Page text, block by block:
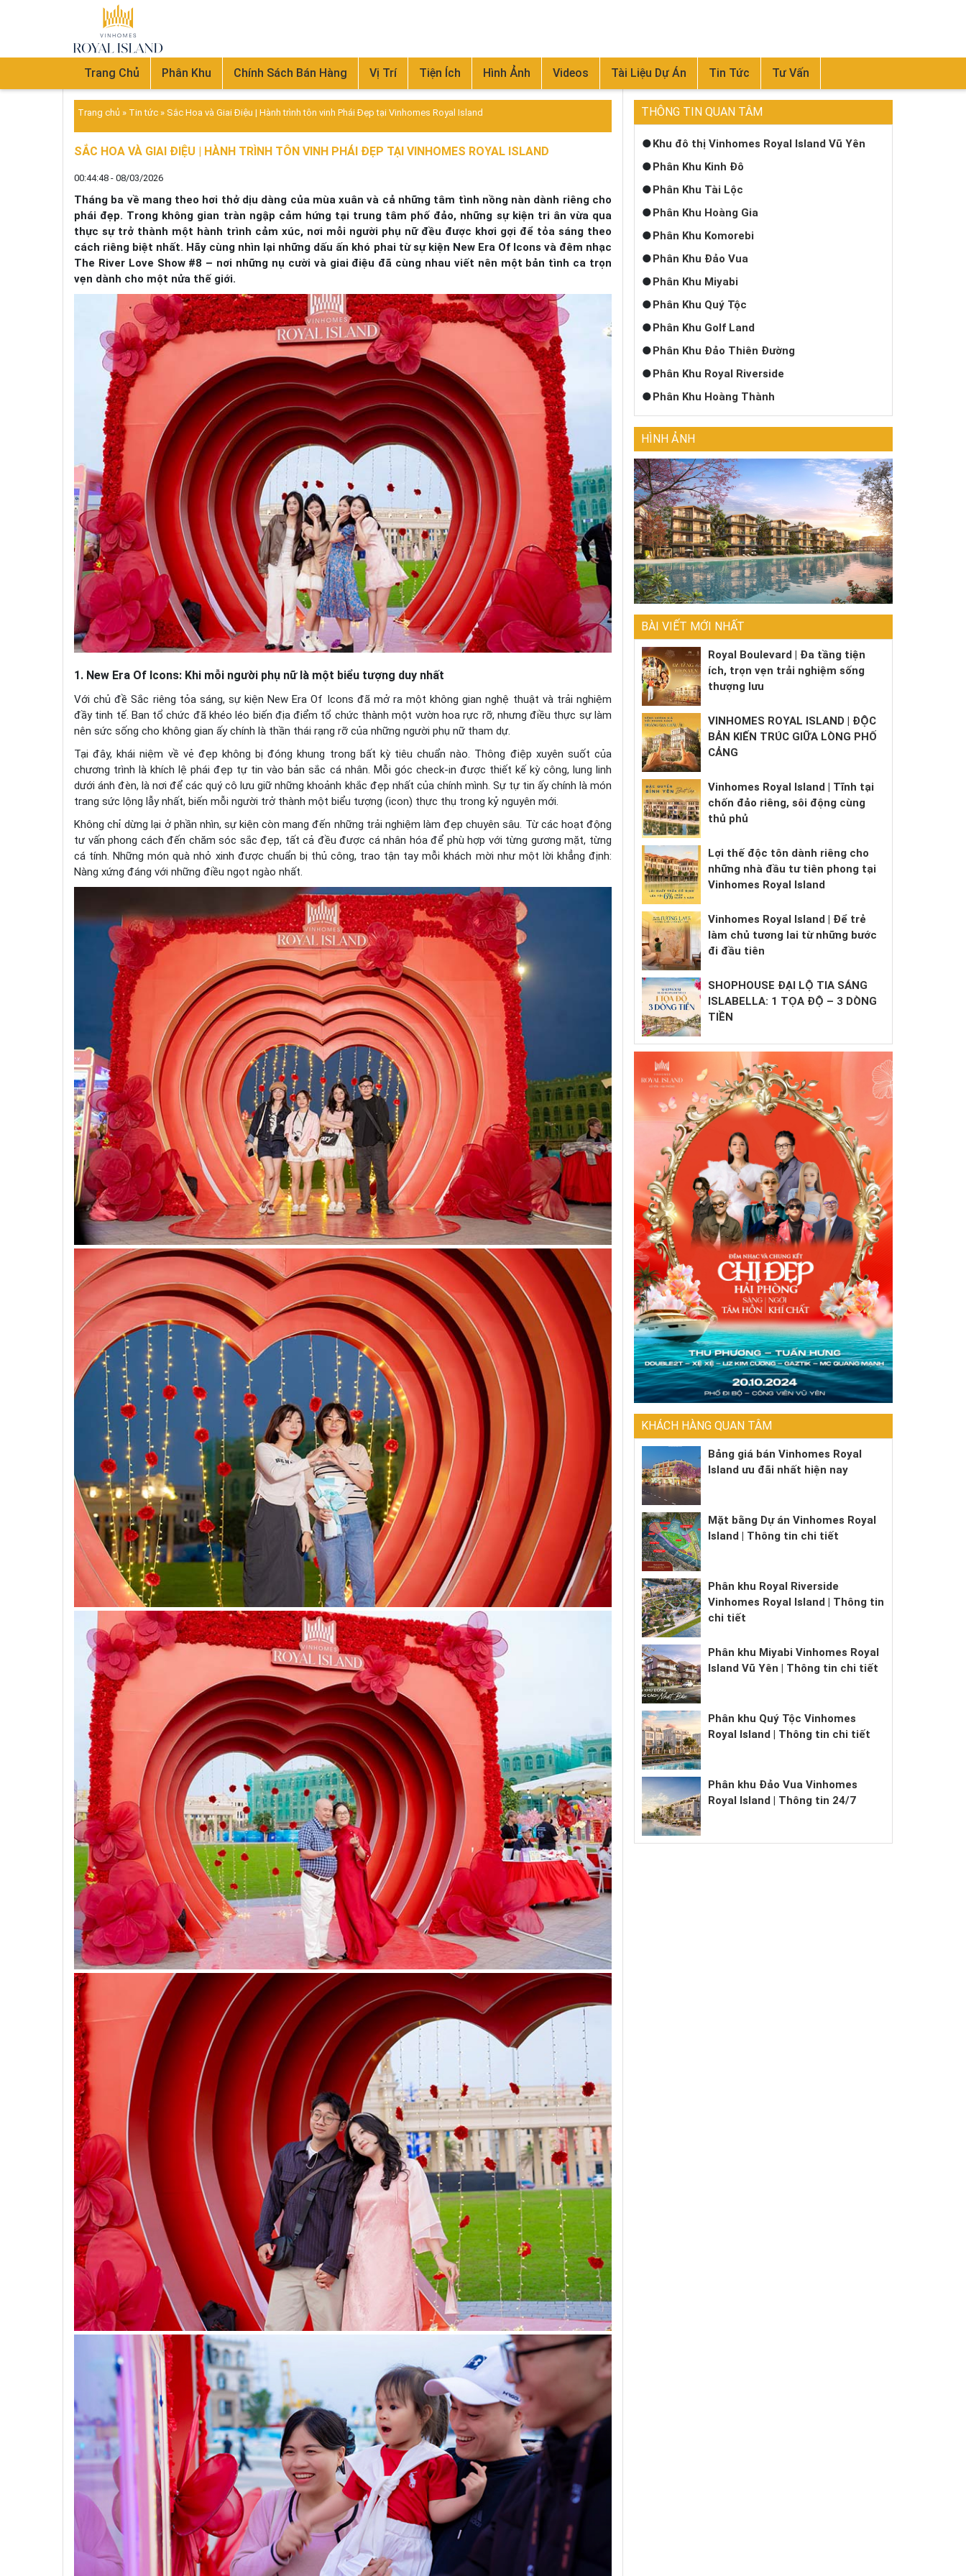
Trang Chủ Phân Khu Chính Sách Bán Hàng Vị Trí Tiện Ích Hình Ảnh Videos Tài Liệu Dự Án Tin Tức Tư Vấn
Trang chủ » Tin tức » Sắc Hoa và Giai Điệu | Hành trình tôn vinh Phái Đẹp tại Vinhomes Royal Island
SẮC HOA VÀ GIAI ĐIỆU | HÀNH TRÌNH TÔN VINH PHÁI ĐẸP TẠI VINHOMES ROYAL ISLAND
00:44:48 - 08/03/2026
Tháng ba về mang theo hơi thở dịu dàng của mùa xuân và cả những tâm tình nồng nàn dành riêng cho
phái đẹp. Trong không gian tràn ngập cảm hứng tại trung tâm phố đảo, những sự kiện tri ân vừa qua
thực sự trở thành một hành trình cảm xúc, nơi mỗi người phụ nữ đều được khơi gợi để tỏa sáng theo
cách riêng biệt nhất. Hãy cùng nhìn lại những dấu ấn khó phai từ sự kiện New Era Of Icons và đêm nhạc
The River Love Show #8 – nơi những nụ cười và giai điệu đã cùng nhau viết nên một bản tình ca trọn
vẹn dành cho một nửa thế giới.
1. New Era Of Icons: Khi mỗi người phụ nữ là một biểu tượng duy nhất
Với chủ đề Sắc riêng tỏa sáng, sự kiện New Era Of Icons đã mở ra một không gian nghệ thuật và trải nghiệm
đầy tinh tế. Ban tổ chức đã khéo léo biến địa điểm tổ chức thành một vườn hoa rực rỡ, nhưng điều thực sự làm
nên sức sống cho không gian ấy chính là thần thái rạng rỡ của những người phụ nữ tham dự.
Tại đây, khái niệm về vẻ đẹp không bị đóng khung trong bất kỳ tiêu chuẩn nào. Thông điệp xuyên suốt của
chương trình là khích lệ phái đẹp tự tin vào bản sắc cá nhân. Mỗi góc check-in được thiết kế kỳ công, lung linh
dưới ánh đèn, là nơi để các quý cô lưu giữ những khoảnh khắc đẹp nhất của chính mình. Sự tự tin ấy chính là món
trang sức lộng lẫy nhất, biến mỗi người trở thành một biểu tượng (icon) thực thụ trong kỷ nguyên mới.
Không chỉ dừng lại ở phần nhìn, sự kiện còn mang đến những trải nghiệm làm đẹp chuyên sâu. Từ các hoạt động
tư vấn phong cách đến chăm sóc sắc đẹp, tất cả đều được cá nhân hóa để phù hợp với từng gương mặt, từng
cá tính. Những món quà nhỏ xinh được chuẩn bị thủ công, trao tận tay mỗi khách mời như một lời khẳng định:
Nàng xứng đáng với những điều ngọt ngào nhất.
THÔNG TIN QUAN TÂM
Khu đô thị Vinhomes Royal Island Vũ Yên
Phân Khu Kinh Đô
Phân Khu Tài Lộc
Phân Khu Hoàng Gia
Phân Khu Komorebi
Phân Khu Đảo Vua
Phân Khu Miyabi
Phân Khu Quý Tộc
Phân Khu Golf Land
Phân Khu Đảo Thiên Đường
Phân Khu Royal Riverside
Phân Khu Hoàng Thành
HÌNH ẢNH
BÀI VIẾT MỚI NHẤT
Royal Boulevard | Đa tầng tiện
ích, trọn vẹn trải nghiệm sống
thượng lưu
VINHOMES ROYAL ISLAND | ĐỘC
BẢN KIẾN TRÚC GIỮA LÒNG PHỐ
CẢNG
Vinhomes Royal Island | Tĩnh tại
chốn đảo riêng, sôi động cùng
thủ phủ
Lợi thế độc tôn dành riêng cho
những nhà đầu tư tiên phong tại
Vinhomes Royal Island
Vinhomes Royal Island | Để trẻ
làm chủ tương lai từ những bước
đi đầu tiên
SHOPHOUSE ĐẠI LỘ TIA SÁNG
ISLABELLA: 1 TỌA ĐỘ – 3 DÒNG
TIỀN
KHÁCH HÀNG QUAN TÂM
Bảng giá bán Vinhomes Royal
Island ưu đãi nhất hiện nay
Mặt bằng Dự án Vinhomes Royal
Island | Thông tin chi tiết
Phân khu Royal Riverside
Vinhomes Royal Island | Thông tin
chi tiết
Phân khu Miyabi Vinhomes Royal
Island Vũ Yên | Thông tin chi tiết
Phân khu Quý Tộc Vinhomes
Royal Island | Thông tin chi tiết
Phân khu Đảo Vua Vinhomes
Royal Island | Thông tin 24/7